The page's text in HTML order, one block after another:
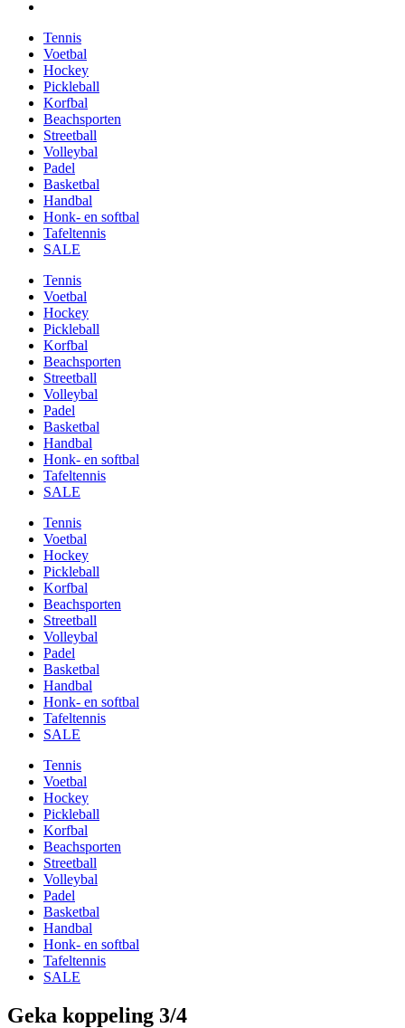
Tennis
Voetbal
Hockey
Pickleball
Korfbal
Beachsporten
Streetball
Volleybal
Padel
Basketbal
Handbal
Honk- en softbal
Tafeltennis
SALE
Tennis
Voetbal
Hockey
Pickleball
Korfbal
Beachsporten
Streetball
Volleybal
Padel
Basketbal
Handbal
Honk- en softbal
Tafeltennis
SALE
Tennis
Voetbal
Hockey
Pickleball
Korfbal
Beachsporten
Streetball
Volleybal
Padel
Basketbal
Handbal
Honk- en softbal
Tafeltennis
SALE
Tennis
Voetbal
Hockey
Pickleball
Korfbal
Beachsporten
Streetball
Volleybal
Padel
Basketbal
Handbal
Honk- en softbal
Tafeltennis
SALE
Geka koppeling 3/4